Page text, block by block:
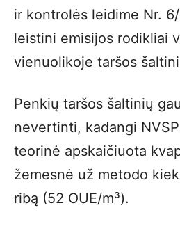
ir kontrolės leidime Nr.
leistini emisijos rodikliai
vienuolikoje taršos
Penkių taršos šaltinių
nevertinti, kadangi
teorinė apskaičiuota
žemesnė už metodo
ribą (52 OUE/m³).